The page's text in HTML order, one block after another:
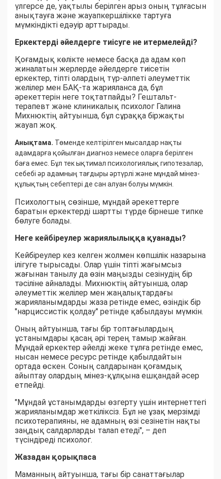
үлгерсе де, уақтылы берілген арыз оның тұлғасын
анықтауға және жауапкершілікке тартуға
мүмкіндікті едәуір арттырады.
Еркектерді әйелдерге тиісуге не итермелейді?
Қоғамдық көлікте немесе басқа да адам көп
жиналатын жерлерде әйелдерге тиісетін
еркектер, тіпті олардың түр-әлпеті әлеуметтік
желілер мен БАҚ-та жарияланса да, бұл
әрекеттерін неге тоқтатпайды? Гештальт-
терапевт және клиникалық психолог Галина
Михнюктің айтуынша, бұл сұраққа біржақты
жауап жоқ.
Анықтама. Төменде келтірілген мысалдар нақты
адамдарға қойылған диагноз немесе оларға берілген
баға емес. Бұл тек ықтимал психологиялық гипотезалар,
себебі әр адамның тағдыры әртүрлі және мұндай мінез-
құлықтың себептері де сан алуан болуы мүмкін.
Психологтың сөзінше, мұндай әрекеттерге
баратын еркектерді шартты түрде бірнеше типке
бөлуге болады.
Неге кейбіреулер жариялылыққа қуанады?
Кейбіреулер кез келген жолмен көпшілік назарына
ілігуге тырысады. Олар үшін тіпті жағымсыз
жағынан танылу да өзін маңызды сезінудің бір
тәсіліне айналады. Михнюктің айтуынша, олар
әлеуметтік желілер мен жаңалықтардағы
жарияланымдарды жаза ретінде емес, өзіндік бір
"нарциссистік қолдау" ретінде қабылдауы мүмкін.
Оның айтуынша, тағы бір топтағылардың
ұстанымдары қасаң әрі терең тамыр жайған.
Мұндай еркектер әйелді жеке тұлға ретінде емес,
нысан немесе ресурс ретінде қабылдайтын
ортада өскен. Соның салдарынан қоғамдық
айыптау олардың мінез-құлқына ешқандай әсер
етпейді.
"Мұндай ұстанымдарды өзгерту үшін интернеттегі
жарияланымдар жеткіліксіз. Бұл не ұзақ мерзімді
психотерапияны, не адамның өзі сезінетін нақты
заңдық салдарларды талап етеді", – деп
түсіндіреді психолог.
Жазадан қорықпаса
Маманның айтуынша, тағы бір санаттағылар